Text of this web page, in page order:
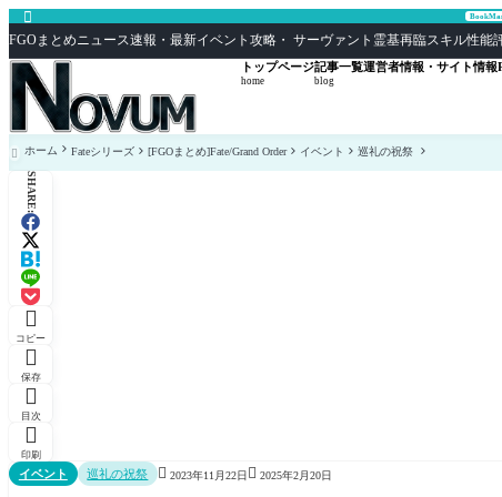

FGOまとめニュース速報・最新イベント攻略・ サーヴァント霊基再臨スキル性能
トップページ
home
記事一覧
blog
運営者情報・サイト情報
 ホーム Fateシリーズ [FGOまとめ]Fate/Grand Order イベント 巡礼の祝祭
SHARE:

コピー

保存

目次

印刷
イベント 巡礼の祝祭  2023年11月22日  2025年2月20日